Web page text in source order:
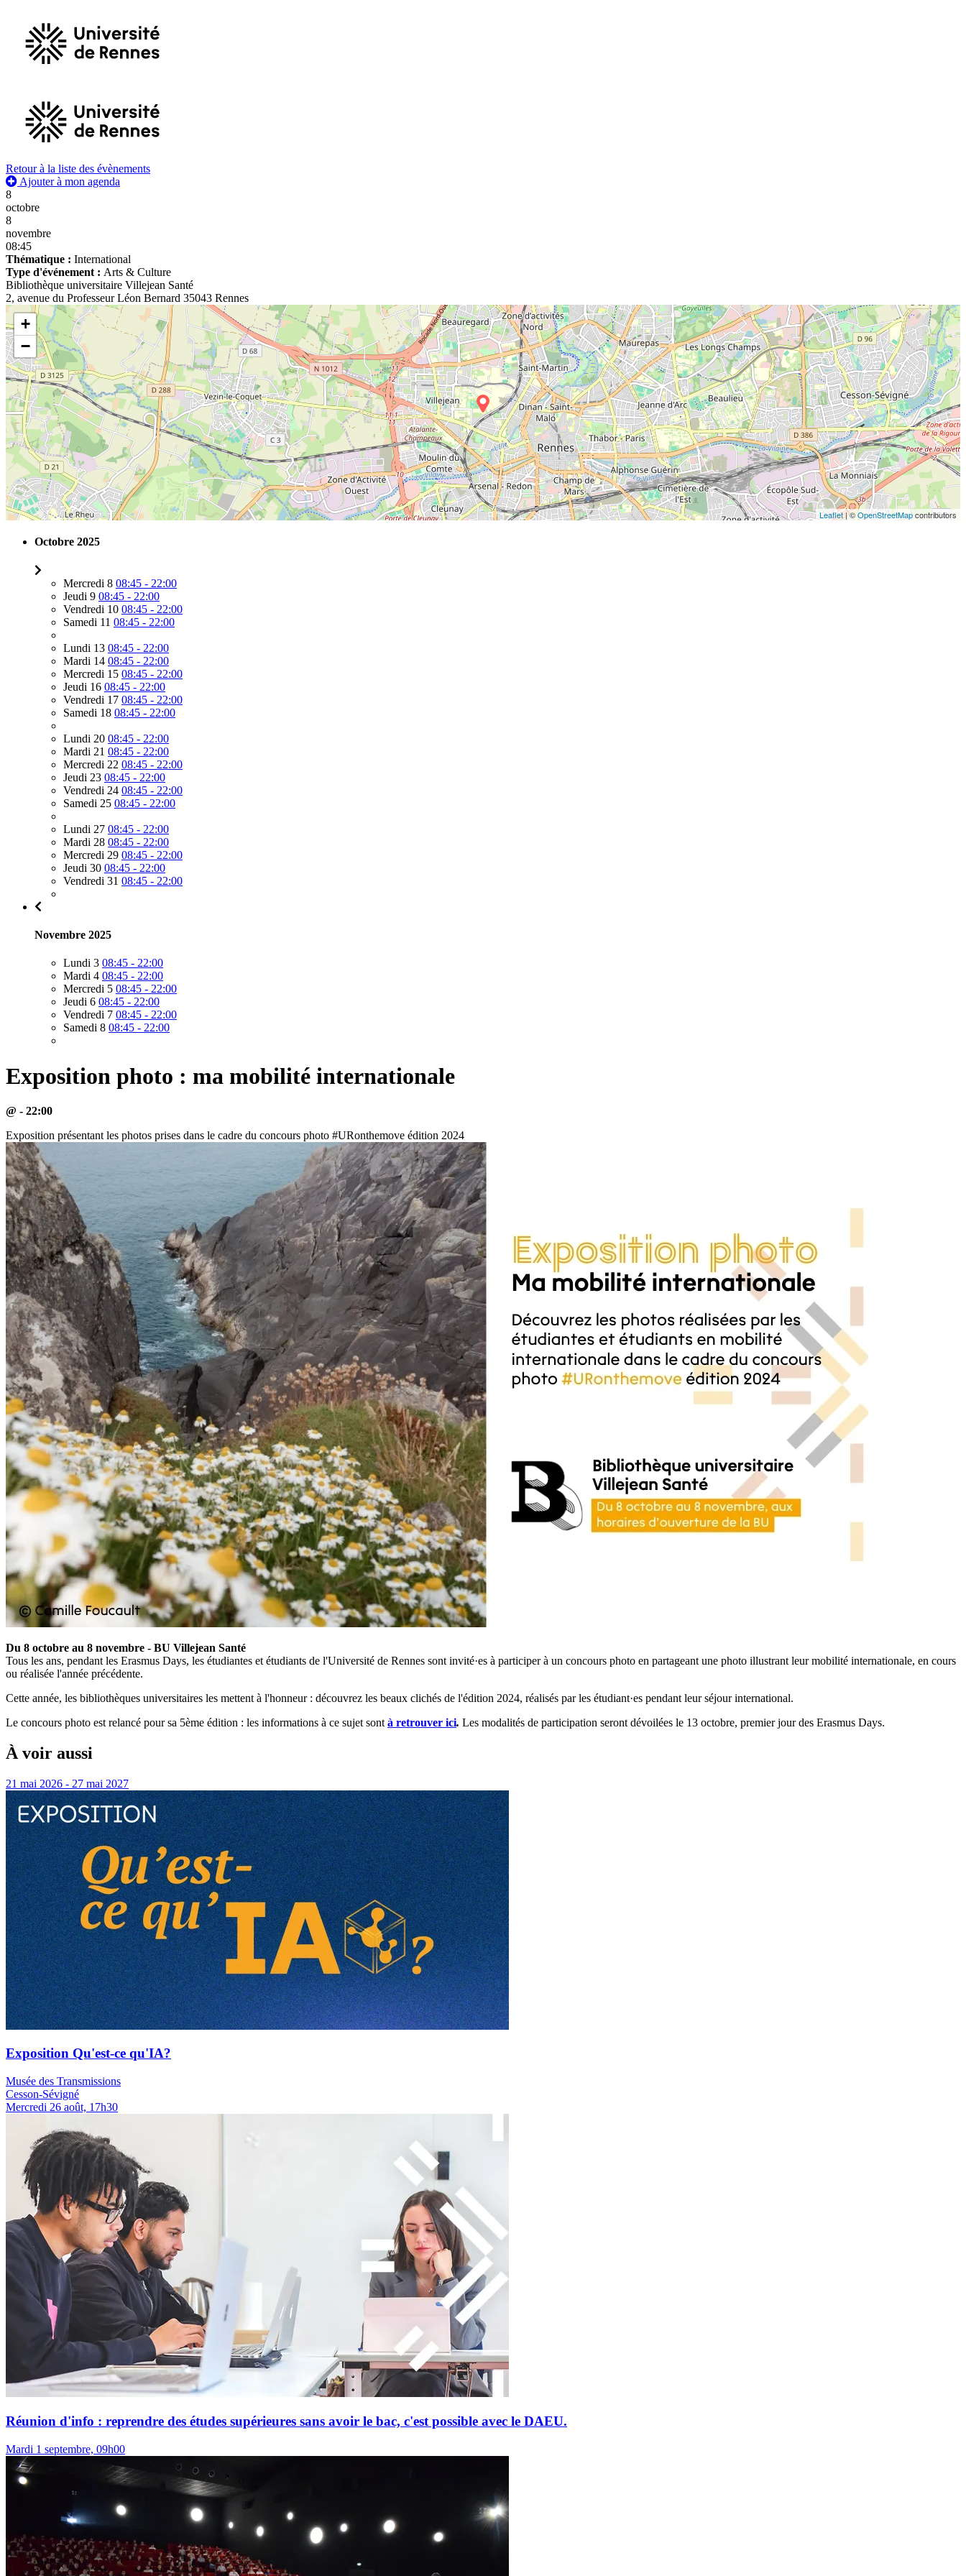
Retour à la liste des évènements
Ajouter à mon agenda
8
octobre
8
novembre
08:45
Thématique : International
Type d'événement : Arts & Culture
Bibliothèque universitaire Villejean Santé
2, avenue du Professeur Léon Bernard 35043 Rennes
+
−
Leaflet | ©OpenStreetMapcontributors
Octobre 2025
Mercredi 8 08:45 - 22:00
Jeudi 9 08:45 - 22:00
Vendredi 10 08:45 - 22:00
Samedi 11 08:45 - 22:00
Lundi 13 08:45 - 22:00
Mardi 14 08:45 - 22:00
Mercredi 15 08:45 - 22:00
Jeudi 16 08:45 - 22:00
Vendredi 17 08:45 - 22:00
Samedi 18 08:45 - 22:00
Lundi 20 08:45 - 22:00
Mardi 21 08:45 - 22:00
Mercredi 22 08:45 - 22:00
Jeudi 23 08:45 - 22:00
Vendredi 24 08:45 - 22:00
Samedi 25 08:45 - 22:00
Lundi 27 08:45 - 22:00
Mardi 28 08:45 - 22:00
Mercredi 29 08:45 - 22:00
Jeudi 30 08:45 - 22:00
Vendredi 31 08:45 - 22:00
Novembre 2025
Lundi 3 08:45 - 22:00
Mardi 4 08:45 - 22:00
Mercredi 5 08:45 - 22:00
Jeudi 6 08:45 - 22:00
Vendredi 7 08:45 - 22:00
Samedi 8 08:45 - 22:00
Exposition photo : ma mobilité internationale
@ - 22:00
Exposition présentant les photos prises dans le cadre du concours photo #URonthemove édition 2024
Du 8 octobre au 8 novembre - BU Villejean Santé
Tous les ans, pendant les Erasmus Days, les étudiantes et étudiants de l'Université de Rennes sont invité·es à participer à un concours photo en partageant une photo illustrant leur mobilité internationale, en cours
ou réalisée l'année précédente.
Cette année, les bibliothèques universitaires les mettent à l'honneur : découvrez les beaux clichés de l'édition 2024, réalisés par les étudiant·es pendant leur séjour international.
Le concours photo est relancé pour sa 5ème édition : les informations à ce sujet sont à retrouver ici. Les modalités de participation seront dévoilées le 13 octobre, premier jour des Erasmus Days.
À voir aussi
21 mai 2026 - 27 mai 2027
Exposition Qu'est-ce qu'IA?
Musée des Transmissions
Cesson-Sévigné
Mercredi 26 août, 17h30
Réunion d'info : reprendre des études supérieures sans avoir le bac, c'est possible avec le DAEU.
Mardi 1 septembre, 09h00